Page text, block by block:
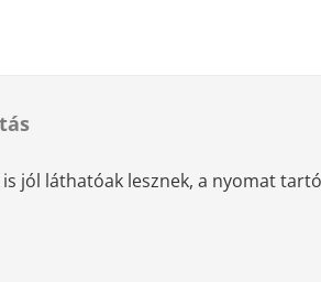
jól láthatóak lesznek, a nyomat